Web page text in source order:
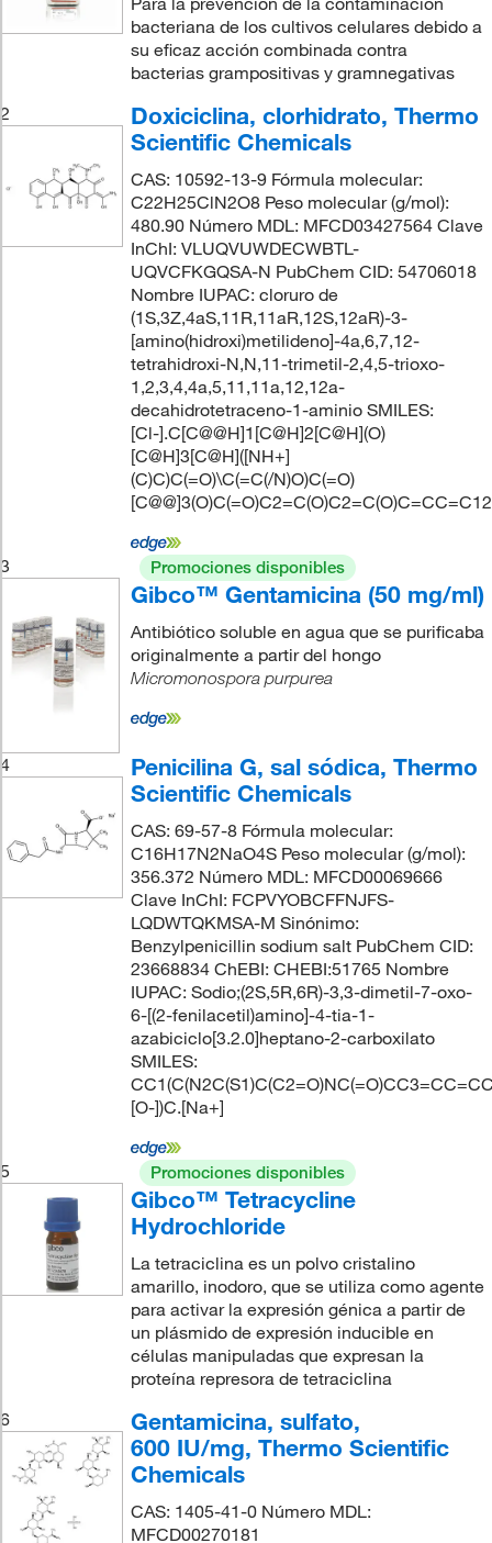
bacteriana de los cultivos celulares debido a
su eficaz acción combinada contra
bacterias grampositivas y gramnegativas
2
Doxiciclina, clorhidrato, Thermo
Scientific Chemicals
CAS: 10592-13-9 Fórmula molecular:
C22H25ClN2O8 Peso molecular (g/mol):
480.90 Número MDL: MFCD03427564 Clave
InChI: VLUQVUWDECWBTL-
UQVCFKGQSA-N PubChem CID: 54706018
Nombre IUPAC: cloruro de
(1S,3Z,4aS,11R,11aR,12S,12aR)-3-
[amino(hidroxi)metilideno]-4a,6,7,12-
tetrahidroxi-N,N,11-trimetil-2,4,5-trioxo-
1,2,3,4,4a,5,11,11a,12,12a-
decahidrotetraceno-1-aminio SMILES:
[Cl-].C[C@@H]1[C@H]2[C@H](O)
[C@H]3[C@H]([NH+]
(C)C)C(=O)\C(=C(/N)O)C(=O)
[C@@]3(O)C(=O)C2=C(O)C2=C(O)C=CC=C12
3 Promociones disponibles
Gibco™ Gentamicina (50 mg/ml)
Antibiótico soluble en agua que se purificaba
originalmente a partir del hongo
Micromonospora purpurea
4
Penicilina G, sal sódica, Thermo
Scientific Chemicals
CAS: 69-57-8 Fórmula molecular:
C16H17N2NaO4S Peso molecular (g/mol):
356.372 Número MDL: MFCD00069666
Clave InChI: FCPVYOBCFFNJFS-
LQDWTQKMSA-M Sinónimo:
Benzylpenicillin sodium salt PubChem CID:
23668834 ChEBI: CHEBI:51765 Nombre
IUPAC: Sodio;(2S,5R,6R)-3,3-dimetil-7-oxo-
6-[(2-fenilacetil)amino]-4-tia-1-
azabiciclo[3.2.0]heptano-2-carboxilato
SMILES:
[O-])C.[Na+]
5 Promociones disponibles
Gibco™ Tetracycline
Hydrochloride
La tetraciclina es un polvo cristalino
amarillo, inodoro, que se utiliza como agente
para activar la expresión génica a partir de
un plásmido de expresión inducible en
células manipuladas que expresan la
proteína represora de tetraciclina
6
Gentamicina, sulfato,
600 IU/mg, Thermo Scientific
Chemicals
CAS: 1405-41-0 Número MDL:
MFCD00270181